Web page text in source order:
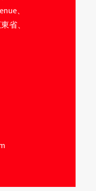
、
省、